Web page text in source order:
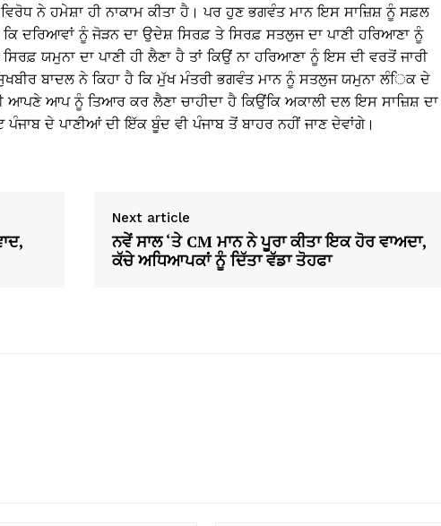
ਨੇ ਹਮੇਸ਼ਾ ਹੀ ਨਾਕਾਮ ਕੀਤਾ ਹੈ। ਪਰ ਹੁਣ ਭਗਵੰਤ ਮਾਨ ਇਸ ਸਾਜ਼ਿਸ਼ ਨੂੰ ਸਫ਼ਲ
ਦਰਿਆਵਾਂ ਨੂੰ ਜੋੜਨ ਦਾ ਉਦੇਸ਼ ਸਿਰਫ਼ ਤੇ ਸਿਰਫ਼ ਸਤਲੁਜ ਦਾ ਪਾਣੀ ਹਰਿਆਣਾ ਨੂੰ
ਯਮੁਨਾ ਦਾ ਪਾਣੀ ਹੀ ਲੈਣਾ ਹੈ ਤਾਂ ਕਿਉਂ ਨਾ ਹਰਿਆਣਾ ਨੂੰ ਇਸ ਦੀ ਵਰਤੋਂ ਜਾਰੀ
ਬਾਦਲ ਨੇ ਕਿਹਾ ਹੈ ਕਿ ਮੁੱਖ ਮੰਤਰੀ ਭਗਵੰਤ ਮਾਨ ਨੂੰ ਸਤਲੁਜ ਯਮੁਨਾ ਲੰਿਕ ਦੇ
ਆਪ ਨੂੰ ਤਿਆਰ ਕਰ ਲੈਣਾ ਚਾਹੀਦਾ ਹੈ ਕਿਉਂਕਿ ਅਕਾਲੀ ਦਲ ਇਸ ਸਾਜ਼ਿਸ਼ ਦਾ
ਦੇ ਪਾਣੀਆਂ ਦੀ ਇੱਕ ਬੂੰਦ ਵੀ ਪੰਜਾਬ ਤੋਂ ਬਾਹਰ ਨਹੀਂ ਜਾਣ ਦੇਵਾਂਗੇ।
Next article
ਨਵੇਂ ਸਾਲ ‘ਤੇ CM ਮਾਨ ਨੇ ਪੂਰਾ ਕੀਤਾ ਇਕ ਹੋਰ ਵਾਅਦਾ,
ਕੱਚੇ ਅਧਿਆਪਕਾਂ ਨੂੰ ਦਿੱਤਾ ਵੱਡਾ ਤੋਹਫਾ